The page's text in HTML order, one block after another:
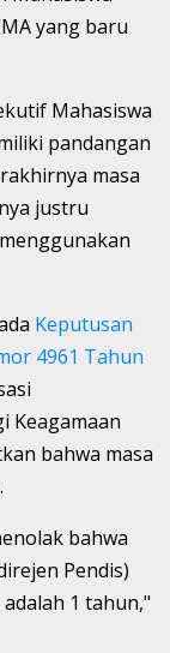
yang baru
Mahasiswa
pandangan
masa
justru
Keputusan
4961 Tahun
Keagamaan
bahwa masa
bahwa
Pendis)
1 tahun,"